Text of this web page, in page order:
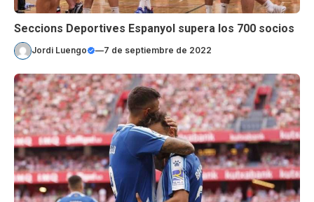
Seccions Deportives Espanyol supera los 700 socios
Jordi Luengo —7 de septiembre de 2022